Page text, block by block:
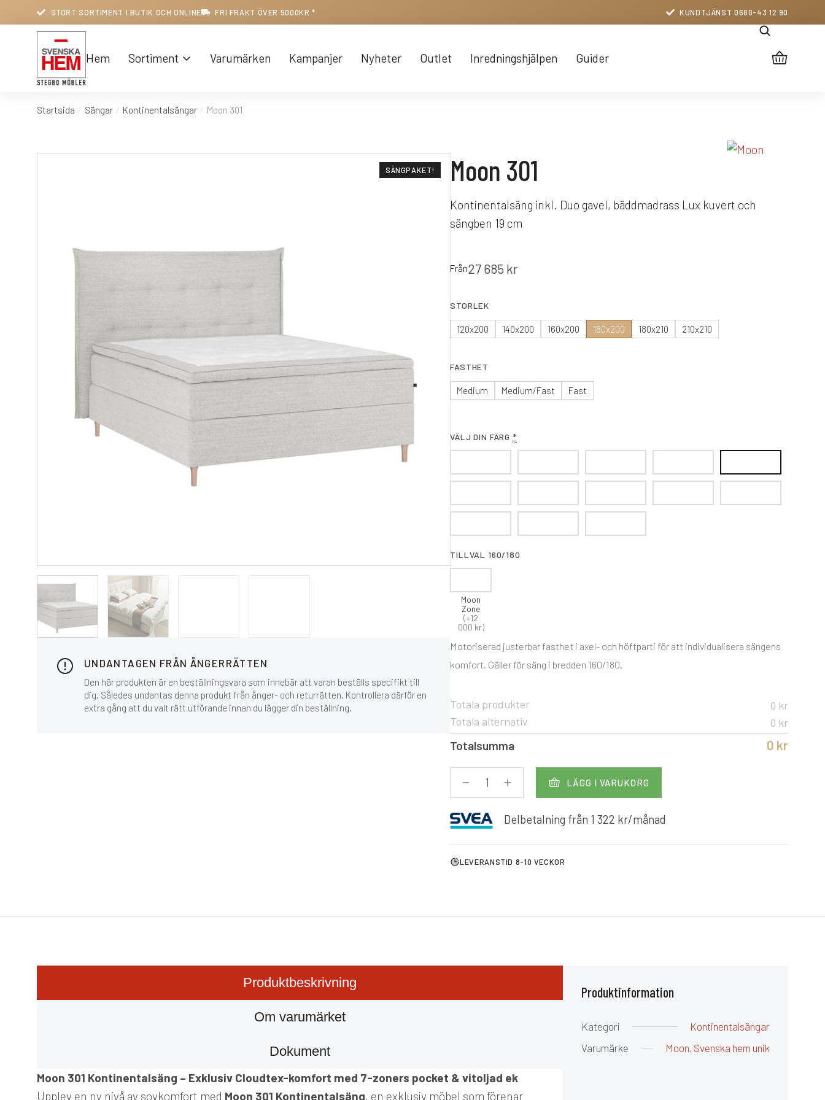
STORT SORTIMENT I BUTIK OCH ONLINE FRI FRAKT ÖVER 5000KR * KUNDTJÄNST 0660-43 12 90
Hem Sortiment Varumärken Kampanjer Nyheter Outlet Inredningshjälpen Guider
Du är här:
Startsida Sängar Kontinentalsängar Moon 301
SÄNGPAKET!
UNDANTAGEN FRÅN ÅNGERRÄTTEN
Den här produkten är en beställningsvara som innebär att varan beställs specifikt till
dig. Således undantas denna produkt från ånger- och returrätten. Kontrollera därför en
extra gång att du valt rätt utförande innan du lägger din beställning.
Moon 301
Kontinentalsäng inkl. Duo gavel, bäddmadrass Lux kuvert och
sängben 19 cm
Från27 685 kr
STORLEK
120x200 140x200 160x200 180x200 180x210 210x210
FASTHET
Medium Medium/Fast Fast
VÄLJ DIN FÄRG *
TILLVAL 160/180
Moon
Zone
(+12
000 kr)
Motoriserad justerbar fasthet i axel- och höftparti för att individualisera sängens
komfort. Gäller för säng i bredden 160/180.
Totala produkter
0 kr
Totala alternativ
0 kr
Totalsumma 0 kr
LÄGG I VARUKORG
Delbetalning från 1 322 kr/månad
LEVERANSTID 8-10 VECKOR
Produktbeskrivning
Om varumärket
Dokument
Moon 301 Kontinentalsäng – Exklusiv Cloudtex-komfort med 7-zoners pocket & vitoljad ek
Upplev en ny nivå av sovkomfort med Moon 301 Kontinentalsäng, en exklusiv möbel som förenar
Produktinformation
Kategori
Kontinentalsängar
Varumärke
Moon, Svenska hem unik